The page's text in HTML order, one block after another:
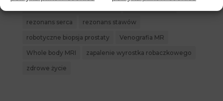
rezonans serca rezonans stawów
robotyczne biopsja prostaty Venografia MR
Whole body MRI zapalenie wyrostka robaczkowego
zdrowe życie